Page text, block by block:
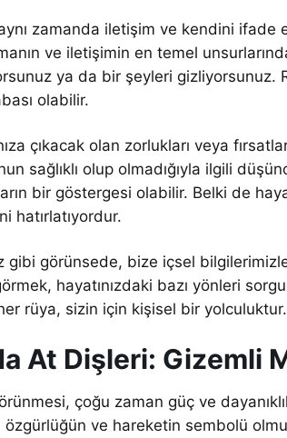
zamanda iletişim ve kendini
ve iletişimin en temel
ya da bir şeyleri gizliyorsunuz.
olabilir.
çıkacak olan zorlukları veya
sağlıklı olup olmadığıyla ilgili
bir göstergesi olabilir. Belki de
hatırlatıyordur.
gibi görünsede, bize içsel
hayatınızdaki bazı yönleri
rüya, sizin için kişisel bir yolculuktur.
At Dişleri: Gizemli
çoğu zaman güç ve
ve hareketin sembolü